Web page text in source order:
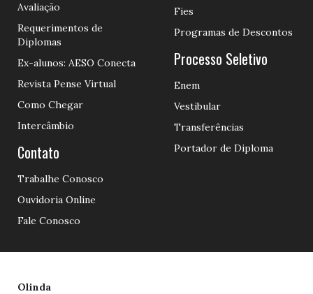
Avaliação
Requerimentos de
Diplomas
Ex-alunos: AESO Conecta
Revista Pense Virtual
Como Chegar
Intercâmbio
Contato
Trabalhe Conosco
Ouvidoria Online
Fale Conosco
Fies
Programas de Descontos
Processo Seletivo
Enem
Vestibular
Transferências
Portador de Diploma
Olinda